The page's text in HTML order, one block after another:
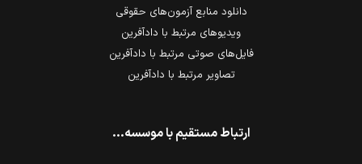
ارتباط مستقیم با موسسه...
دانلود منابع آزمون‌های حقوقی
ویدیوهای مرتبط با دادآفرین
فایل‌های صوتی مرتبط با دادآفرین
تصاویر مرتبط با دادآفرین